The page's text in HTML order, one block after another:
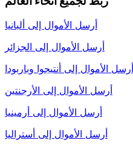
أرسل الأموال إلى ألبانيا
أرسل الأموال إلى الجزائر
أرسل الأموال إلى أنتيجوا وباربودا
أرسل الأموال إلى الأرجنتين
أرسل الأموال إلى أرمينيا
أرسل الأموال إلى أستراليا